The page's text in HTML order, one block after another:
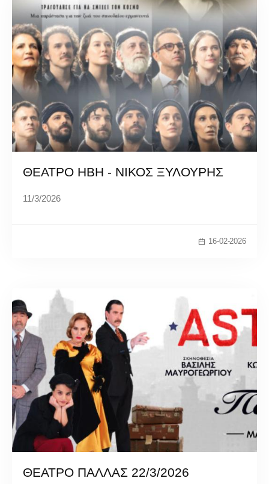
ΘΕΑΤΡΟ ΗΒΗ - ΝΙΚΟΣ ΞΥΛΟΥΡΗΣ
11/3/2026
16-02-2026
ΘΕΑΤΡΟ ΠΑΛΛΑΣ 22/3/2026